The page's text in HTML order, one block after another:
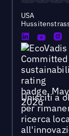
USA
Unisciti a
per
ricerca